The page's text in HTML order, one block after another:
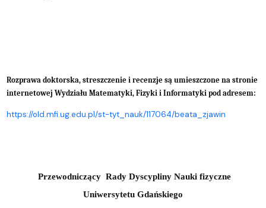
Rozprawa doktorska, streszczenie i recenzje są umieszczone na stronie
internetowej Wydziału Matematyki, Fizyki i Informatyki pod adresem:
https://old.mfi.ug.edu.pl/st-tyt_nauk/117064/beata_zjawin
Przewodniczący Rady Dyscypliny Nauki fizyczne
Uniwersytetu Gdańskiego